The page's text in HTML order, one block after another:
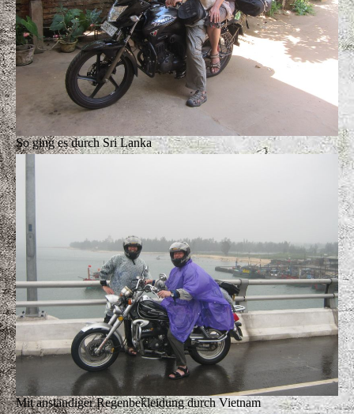
So ging es durch Sri Lanka
Mit anständiger Regenbekleidung durch Vietnam